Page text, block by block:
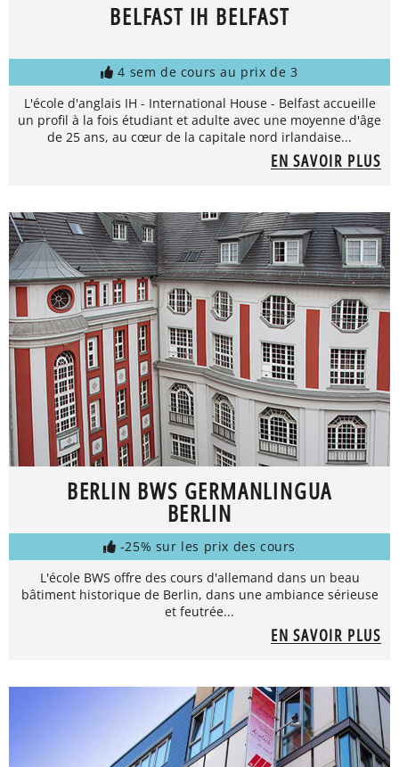
BELFAST IH BELFAST
4 sem de cours au prix de 3
L'école d'anglais IH - International House - Belfast accueille
un profil à la fois étudiant et adulte avec une moyenne d'âge
de 25 ans, au cœur de la capitale nord irlandaise...
EN SAVOIR PLUS
BERLIN BWS GERMANLINGUA
BERLIN
-25% sur les prix des cours
L'école BWS offre des cours d'allemand dans un beau
bâtiment historique de Berlin, dans une ambiance sérieuse
et feutrée...
EN SAVOIR PLUS